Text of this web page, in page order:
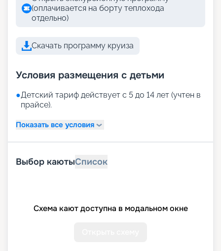
(оплачивается на борту теплохода
отдельно)
Скачать программу круиза
Условия размещения с детьми
●Детский тариф действует с 5 до 14 лет (учтен в
прайсе).
Показать все условия
Выбор каютыСписок
Схема кают доступна в модальном окне